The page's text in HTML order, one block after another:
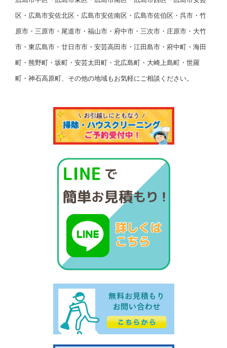
区・広島市安佐北区・広島市安佐南区・広島市佐伯区・呉市・竹
原市・三原市・尾道市・福山市・府中市・三次市・庄原市・大竹
市・東広島市・廿日市市・安芸高田市・江田島市・府中町・海田
町・熊野町・坂町・安芸太田町・北広島町・大崎上島町・世羅
町・神石高原町、その他の地域もお気軽にご相談ください。